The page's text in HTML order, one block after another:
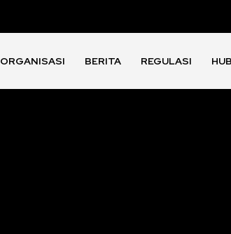
ORGANISASI BERITA REGULASI